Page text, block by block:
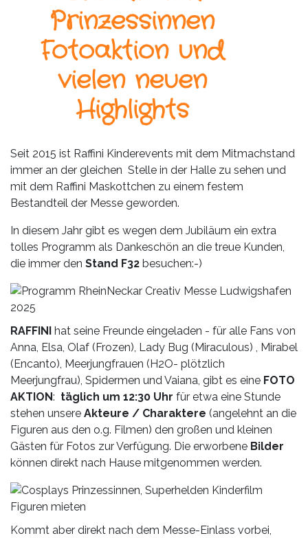
Referenzen
Blog
Jobs
Partner/Links
Prinzessinnen
Fotoaktion und
vielen neuen
Highlights
Seit 2015 ist Raffini Kinderevents mit dem Mitmachstand
immer an der gleichen Stelle in der Halle zu sehen und
mit dem Raffini Maskottchen zu einem festem
Bestandteil der Messe geworden.
In diesem Jahr gibt es wegen dem Jubiläum ein extra
tolles Programm als Dankeschön an die treue Kunden,
die immer den Stand F32 besuchen:-)
RAFFINI
hat seine Freunde eingeladen - für alle Fans von
Anna, Elsa, Olaf (Frozen), Lady Bug (Miraculous) , Mirabel
(Encanto), Meerjungfrauen (H2O- plötzlich
Meerjungfrau), Spidermen und Vaiana, gibt es eine FOTO
AKTION: täglich um 12:30 Uhr für etwa eine Stunde
stehen unsere Akteure / Charaktere (angelehnt an die
Figuren aus den o.g. Filmen) den großen und kleinen
Gästen für Fotos zur Verfügung. Die erworbene Bilder
können direkt nach Hause mitgenommen werden.
Kommt aber direkt nach dem Messe-Einlass vorbei,